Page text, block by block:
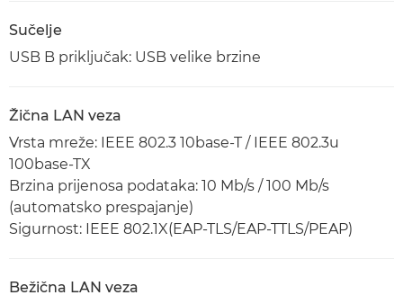
Sučelje
USB B priključak: USB velike brzine
Žična LAN veza
Vrsta mreže: IEEE 802.3 10base-T / IEEE 802.3u
100base-TX
Brzina prijenosa podataka: 10 Mb/s / 100 Mb/s
(automatsko prespajanje)
Sigurnost: IEEE 802.1X(EAP-TLS/EAP-TTLS/PEAP)
Bežična LAN veza